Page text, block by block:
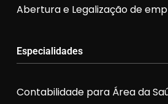
Abertura e Legalização de
Especialidades
Contabilidade para Área da